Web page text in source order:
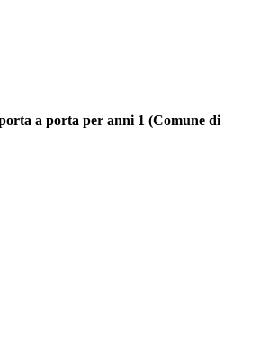
a porta per anni 1 (Comune di